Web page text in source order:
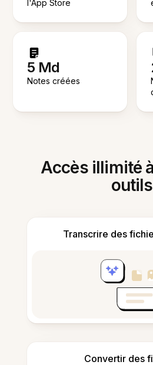
l'App Store
5 Md
Notes créées
Accès illimité
outils
Transcrire des
Convertir des